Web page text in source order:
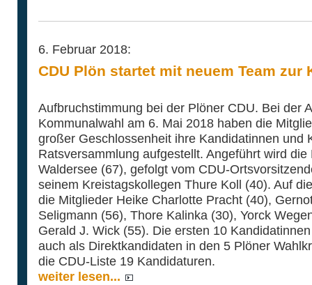
6. Februar 2018:
CDU Plön startet mit neuem Team zur
Aufbruchstimmung bei der Plöner CDU. Bei der
Kommunalwahl am 6. Mai 2018 haben die
großer Geschlossenheit ihre Kandidatinnen und
Ratsversammlung aufgestellt. Angeführt wird
Waldersee (67), gefolgt vom CDU-
seinem Kreistagskollegen Thure Koll (40). Auf
die Mitglieder Heike Charlotte Pracht (40),
Seligmann (56), Thore Kalinka (30), Yorck
Gerald J. Wick (55). Die ersten 10
auch als Direktkandidaten in den 5 Plöner
die CDU-Liste 19 Kandidaturen.
weiter lesen...